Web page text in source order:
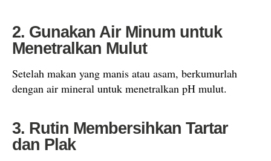
2. Gunakan Air Minum untuk
Menetralkan Mulut
Setelah makan yang manis atau asam, berkumurlah
dengan air mineral untuk menetralkan pH mulut.
3. Rutin Membersihkan Tartar
dan Plak